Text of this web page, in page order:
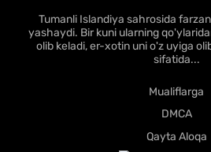
Tumanli Islandiya sahrosida
yashaydi. Bir kuni ularning
olib keladi, er-xotin uni o'z uyiga
sifatida...
Mualiflarga
DMCA
Qayta Aloqa